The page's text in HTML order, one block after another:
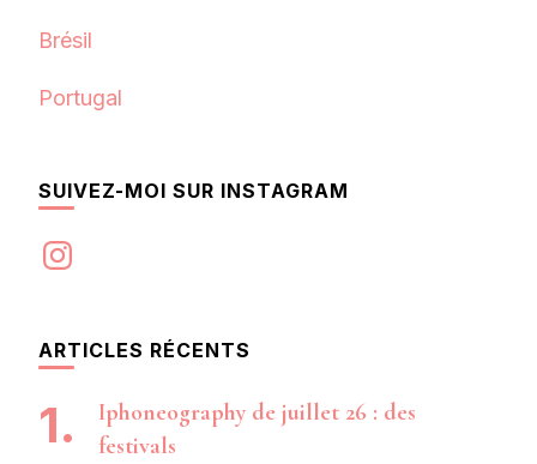
Brésil
Portugal
SUIVEZ-MOI SUR INSTAGRAM
Instagram
ARTICLES RÉCENTS
Iphoneography de juillet 26 : des
festivals